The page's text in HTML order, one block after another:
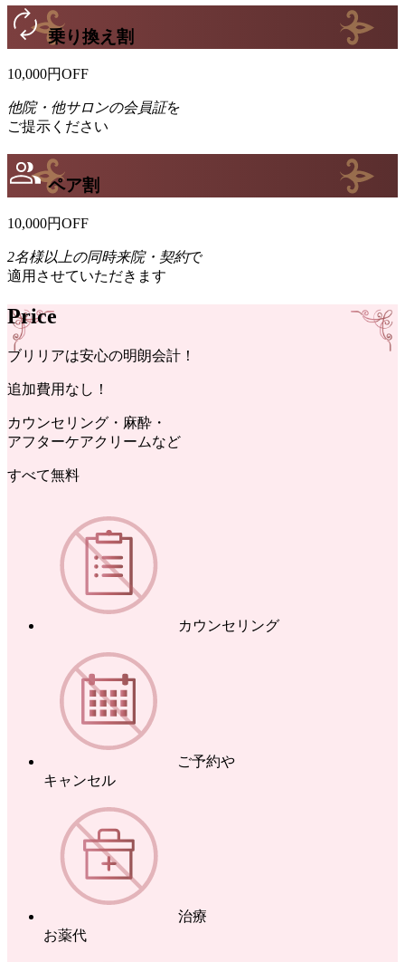
乗り換え割
10,000円OFF
他院・他サロンの会員証を
ご提示ください
ペア割
10,000円OFF
2名様以上の同時来院・契約で
適用させていただきます
Price
ブリリアは安心の明朗会計！
追加費用 なし！
カウンセリング・麻酔・
アフターケアクリームなど
すべて無料
カウンセリング
ご予約や
キャンセル
治療
お薬代